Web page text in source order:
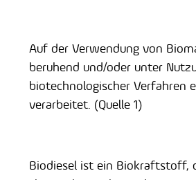
Auf der Verwendung von
beruhend und/oder unter
biotechnologischer Verfahren
verarbeitet. (Quelle 1)
Biodiesel ist ein Biokraftstoff,